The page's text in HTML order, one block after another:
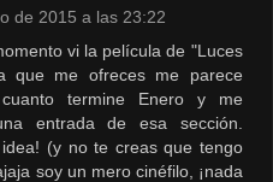
de 2015 a las 23:22
vi la película de "Luces
que me ofreces me parece
termine Enero y me
entrada de esa sección.
(y no te creas que tengo
soy un mero cinéfilo, ¡nada